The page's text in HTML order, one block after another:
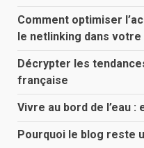
Comment optimiser
le netlinking dans votre
Décrypter les
française
Vivre au bord de l’eau
Pourquoi le blog reste